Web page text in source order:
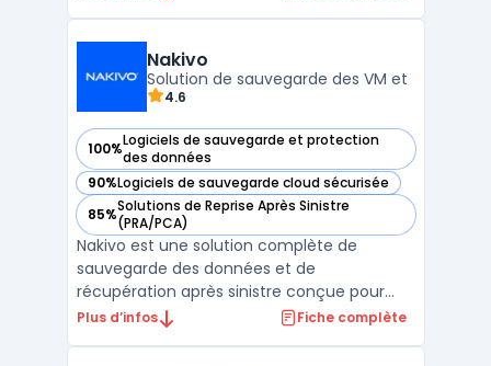
entreprises de sécuriser leurs données
critiques tout en ...
Nakivo
Solution de sauvegarde des VM et
4.6
100%Logiciels de sauvegarde et protection
des données
— voir Nakivo dans cette catégorie
90%Logiciels de sauvegarde cloud sécurisée
— voir Nakivo dans cette catégorie
85%Solutions de Reprise Après Sinistre
(PRA/PCA)
— voir Nakivo dans cette catégorie
Nakivo est une solution complète de
sauvegarde des données et de
récupération après sinistre conçue pour
protéger les environnements VMware,
Plus d’infos Fiche complète